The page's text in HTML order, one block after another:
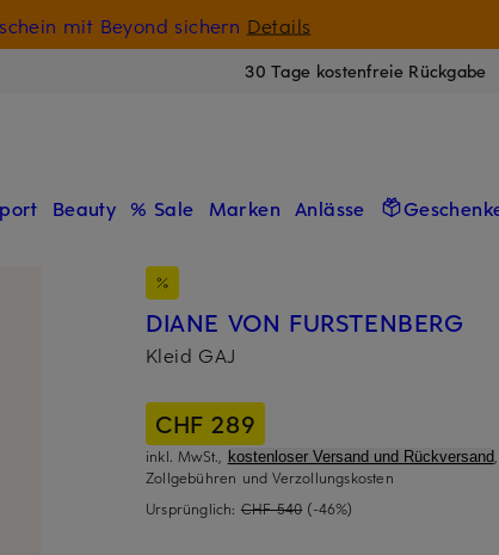
mit Beyond sichern Details
30 Tage kostenfreie Rückgabe
Beauty % Sale Marken Anlässe
DIANE VON FURSTENBERG
Kleid GAJ
CHF 289
inkl. MwSt., kostenloser Versand und Rückversand
Zollgebühren und Verzollungskosten
Ursprünglich: CHF 540 (-46%)